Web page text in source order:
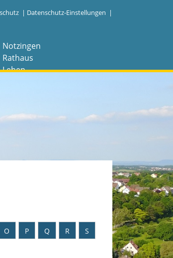
| Datenschutz-Einstellungen |
Notzingen
Rathaus
Leben
NAVIGATION
Datenschutz
O P Q R
S